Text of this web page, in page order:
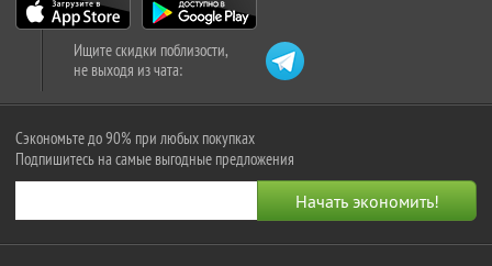
Ищите скидки поблизости,
не выходя из чата:
Сэкономьте до 90% при любых покупках
Подпишитесь на самые выгодные предложения